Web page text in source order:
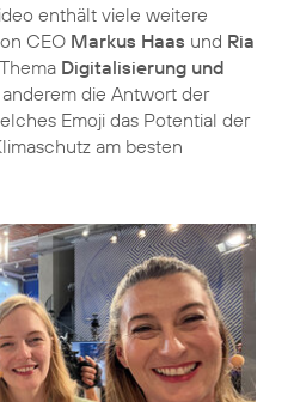
enthält viele weitere
CEO Markus Haas und Ria
Digitalisierung und
die Antwort der
Emoji das Potential der
am besten